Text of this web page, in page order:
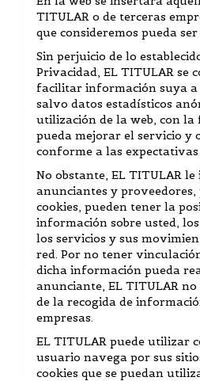
TITULAR o de terceras
que consideremos pueda
Sin perjuicio de lo
Privacidad, EL TITULAR se
facilitar información suya a
salvo datos estadísticos
utilización de la web, con la
pueda mejorar el servicio y
conforme a las
No obstante, EL TITULAR
anunciantes y proveedores,
cookies, pueden tener la
información sobre usted, los
los servicios y sus
red. Por no tener
dicha información pueda
anunciante, EL TITULAR no
de la recogida de
empresas.
EL TITULAR puede utilizar
usuario navega por sus
cookies que se puedan